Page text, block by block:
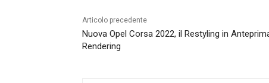
Articolo precedente
Nuova Opel Corsa 2022, il Restyling in
Rendering